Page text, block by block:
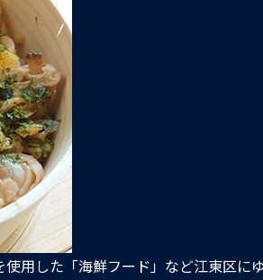
用した「海鮮フード」など江東区に